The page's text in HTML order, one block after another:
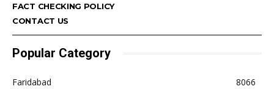
FACT CHECKING POLICY
CONTACT US
Popular Category
Faridabad
8066